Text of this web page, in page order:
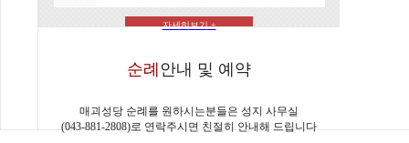
자세히보기 +
순례 안내 및 예약
매괴성당 순례를 원하시는분들은 성지 사무실
(043-881-2808)로 연락주시면 친절히 안내해 드립니다